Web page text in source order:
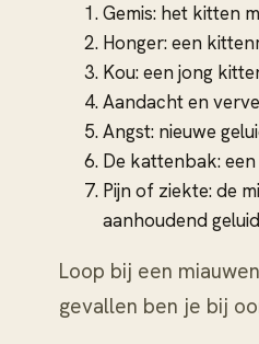
Gemis: het kitten
Honger: een
Kou: een jong
Aandacht en
Angst: nieuwe
De kattenbak:
Pijn of ziekte: de
aanhoudend
Loop bij een
gevallen ben je bij